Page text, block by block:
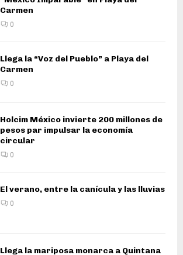
Carmen
0
Llega la “Voz del Pueblo” a Playa del
Carmen
0
Holcim México invierte 200 millones de
pesos par impulsar la economía
circular
0
El verano, entre la canícula y las lluvias
0
Llega la mariposa monarca a Quintana